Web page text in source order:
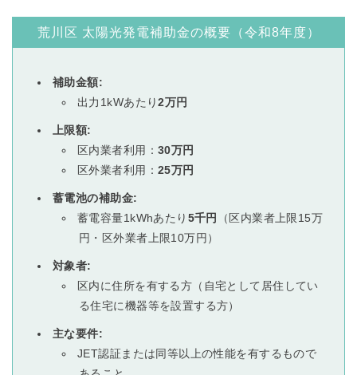
荒川区 太陽光発電補助金の概要（令和8年度）
補助金額:
出力1kWあたり2万円
上限額:
区内業者利用： 30万円
区外業者利用： 25万円
蓄電池の補助金:
蓄電容量1kWhあたり 5千円
（区内業者上限15万
円・区外業者上限10万円）
対象者:
区内に住所を有する方（自宅として居住してい
る住宅に機器等を設置する方）
主な要件:
JET認証または同等以上の性能を有するもので